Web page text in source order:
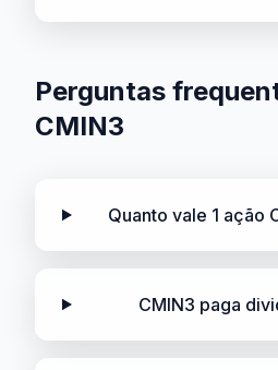
Perguntas
CMIN3
Quanto vale 1 ação
CMIN3 paga